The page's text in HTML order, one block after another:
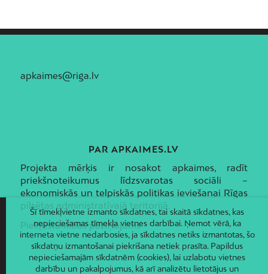
apkaimes@riga.lv
PAR APKAIMES.LV
Projekta mērķis ir nosakot apkaimes, radīt
priekšnoteikumus līdzsvarotas sociāli –
ekonomiskās un telpiskās politikas ieviešanai Rīgas
pilsētas administratīvajā teritorijā.
Piekļūstamības paziņojums
Šī tīmekļvietne izmanto sīkdatnes, tai skaitā sīkdatnes, kas
nepieciešamas tīmekļa vietnes darbībai. Ņemot vērā, ka
interneta vietne nedarbosies, ja sīkdatnes netiks izmantotas, šo
sīkdatņu izmantošanai piekrišana netiek prasīta. Papildus
nepieciešamajām sīkdatnēm (cookies), lai uzlabotu vietnes
darbību un pakalpojumus, kā arī analizētu lietotājus un